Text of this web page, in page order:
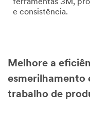
ferramentas 3M,
e consistência.
Melhore a
esmerilhamento
trabalho de